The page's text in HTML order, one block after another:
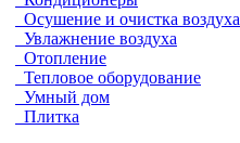
Осушение и очистка воздуха
Увлажнение воздуха
Отопление
Тепловое оборудование
Умный дом
Плитка